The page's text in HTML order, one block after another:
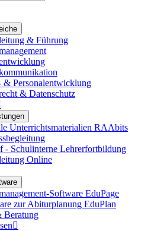
& Führung
& Personalentwicklung
& Datenschutz
Unterrichtsmaterialien RAAbits
- Schulinterne Lehrerfortbildung
Online
Software EduPage
zur Abiturplanung EduPlan
Beratung
